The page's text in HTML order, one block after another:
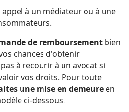
appel à un médiateur ou à une
de remboursement bien
chances d'obtenir
à recourir à un avocat si
vos droits. Pour toute
une mise en demeure en
ci-dessous.